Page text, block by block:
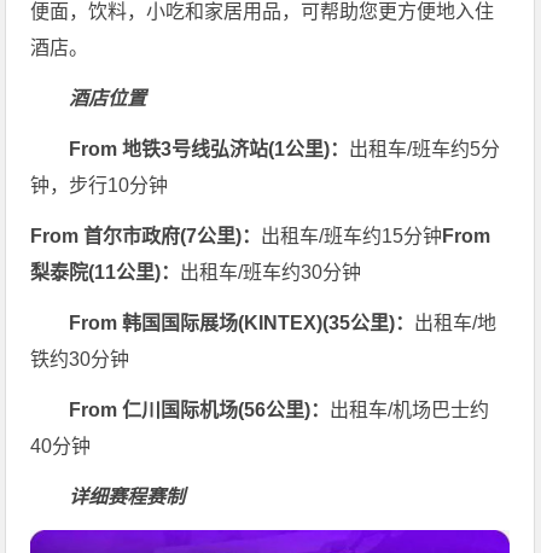
便面，饮料，小吃和家居用品，可帮助您更方便地入住
酒店。
酒店位置
From 地铁3号线弘济站(1公里)： 出租车/班车约5分
钟，步行10分钟
From 首尔市政府(7公里)： 出租车/班车约15分钟 From
梨泰院(11公里)： 出租车/班车约30分钟
From 韩国国际展场(KINTEX)(35公里)： 出租车/地
铁约30分钟
From 仁川国际机场(56公里)： 出租车/机场巴士约
40分钟
详细赛程赛制